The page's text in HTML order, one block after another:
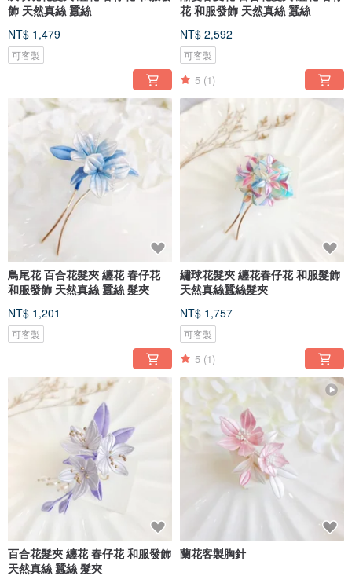
飾 天然真絲 蠶絲
NT$ 1,479
可客製
花 和服發飾 天然真絲 蠶絲
NT$ 2,592
可客製
5 (1)
鳥尾花 百合花髮夾 纏花 春仔花
和服發飾 天然真絲 蠶絲 髮夾
NT$ 1,201
可客製
繡球花髮夾 纏花春仔花 和服髮飾
天然真絲蠶絲髮夾
NT$ 1,757
可客製
5 (1)
百合花髮夾 纏花 春仔花 和服發飾
天然真絲 蠶絲 髮夾
蘭花客製胸針